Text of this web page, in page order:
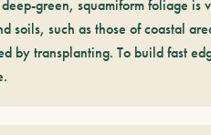
green, squamiform foliage is
soils, such as those of coastal
by transplanting. To build fast